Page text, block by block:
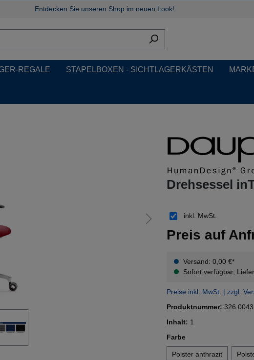
Entdecken Sie unseren Shop im neuen Look!
REGALE STAPELBOXEN - SICHTLAGERKÄSTEN
Drehsessel
Preis auf
Versand: 0,00 €*
Sofort verfügbar,
inkl. MwSt.
Preise inkl. MwSt. | zzgl.
Produktnummer:
Inhalt: 1
Farbeauswählen
Polster anthrazit